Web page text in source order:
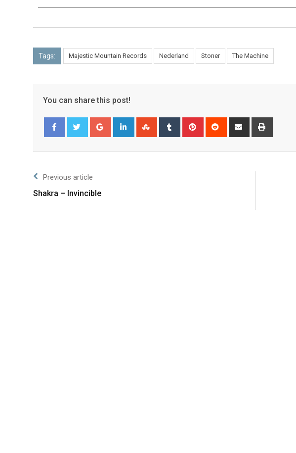
Tags: Majestic Mountain Records Nederland Stoner The Machine
You can share this post!
Previous article
Shakra – Invincible